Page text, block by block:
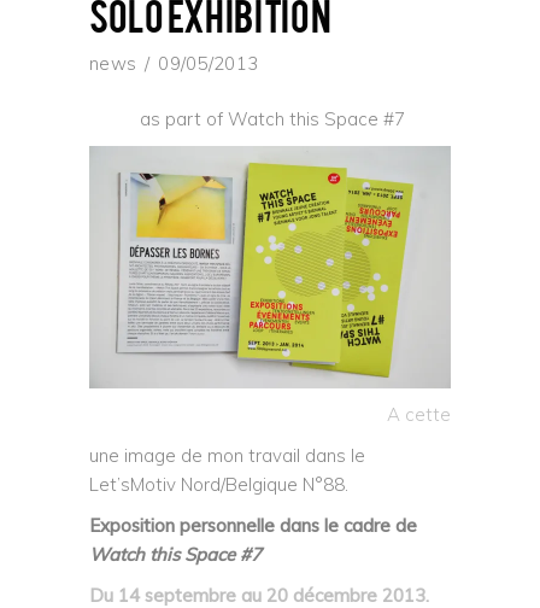
solo exhibition
news 09/05/2013
as part of Watch this Space #7
A cette
une image de mon travail dans le
Let’sMotiv Nord/Belgique N°88.
Exposition personnelle dans le cadre de
Watch this Space #7
Du 14 septembre au 20 décembre 2013.